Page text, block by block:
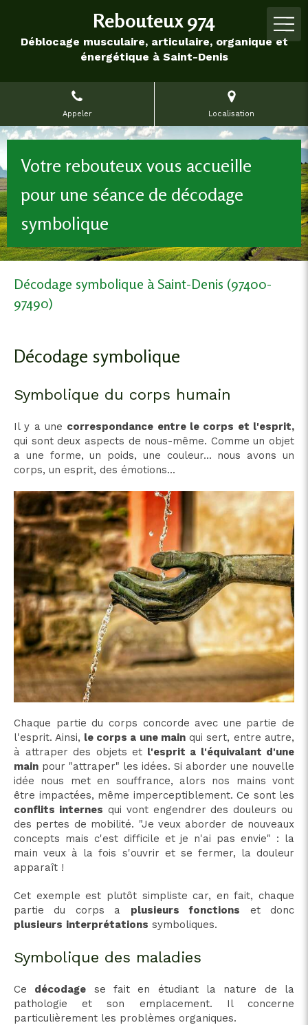
Rebouteux 974
Déblocage musculaire, articulaire, organique et
énergétique à Saint-Denis
Appeler Localisation
Votre rebouteux vous accueille
pour une séance de décodage
symbolique
Décodage symbolique à Saint-Denis (97400-
97490)
Décodage symbolique
Symbolique du corps humain
Il y a une correspondance entre le corps et l'esprit,
qui sont deux aspects de nous-même. Comme un objet
a une forme, un poids, une couleur... nous avons un
corps, un esprit, des émotions...
Chaque partie du corps concorde avec une partie de
l'esprit. Ainsi, le corps a une mainqui sert, entre autre,
à attraper des objets et l'esprit a l'équivalant d'une
main pour "attraper" les idées. Si aborder une nouvelle
idée nous met en souffrance, alors nos mains vont
être impactées, même imperceptiblement. Ce sont les
conflits internes qui vont engendrer des douleurs ou
des pertes de mobilité. "Je veux aborder de nouveaux
concepts mais c'est difficile et je n'ai pas envie" : la
main veux à la fois s'ouvrir et se fermer, la douleur
apparaît !
Cet exemple est plutôt simpliste car, en fait, chaque
partie du corps a plusieurs fonctions et donc
plusieurs interprétations symboliques.
Symbolique des maladies
Ce décodage se fait en étudiant la nature de la
pathologie et son emplacement. Il concerne
particulièrement les problèmes organiques.